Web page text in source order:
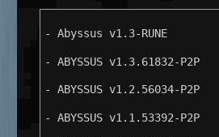
- Abyssus v1.3-RUNE
- ABYSSUS v1.3.61832-P2P
- ABYSSUS v1.2.56034-P2P
- ABYSSUS v1.1.53392-P2P